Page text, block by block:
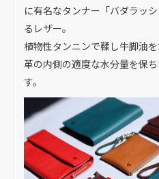
に有名なタンナー「バダラッ
るレザー。
植物性タンニンで鞣し牛脚油
革の内側の適度な水分量を保
す。